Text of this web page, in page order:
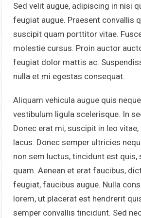
Sed velit augue, adipiscing in nisi
feugiat augue. Praesent convallis
suscipit quam porttitor vitae.
molestie cursus. Proin auctor
feugiat dolor mattis ac.
nulla et mi egestas consequat.
Aliquam vehicula augue quis
vestibulum ligula scelerisque. In
Donec erat mi, suscipit in leo
lacus. Donec semper ultricies
non sem luctus, tincidunt est quis,
quam. Aenean et erat faucibus,
feugiat, faucibus augue. Nulla
lorem, ut placerat est hendrerit
semper convallis tincidunt. Sed